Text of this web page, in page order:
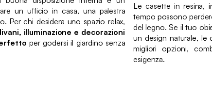
un ufficio in casa, una palestra
Per chi desidera uno spazio relax,
illuminazione e decorazioni
per godersi il giardino senza
Le casette in resina,
tempo possono
del legno. Se il tuo
un design naturale, le
migliori opzioni,
esigenza.